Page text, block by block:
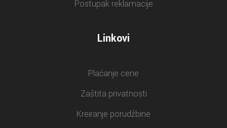
Postupak reklamacije
Linkovi
Plaćanje cene
Zaštita privatnosti
Kreiranje porudžbine